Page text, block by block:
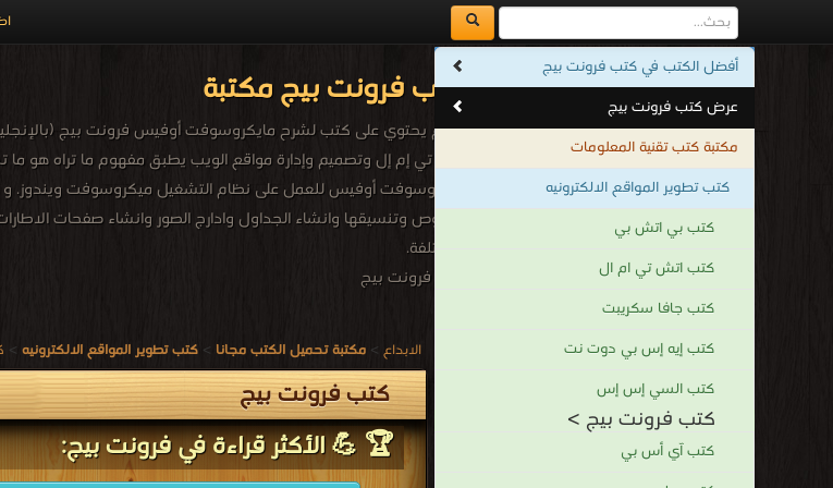
كتب فرونت بيج مكتبة
ميكروسوفت أوفيس للعمل على نظام التشغيل ميكروسوفت
النصوص وتنسيقها وانشاء الجداول وادارج الصور وانشاء صفحات
المختلفة.
كتب فرونت بيج
أفضل الكتب في كتب فرونت بيج
عرض كتب فرونت بيج
مكتبة كتب تقنية المعلومات
كتب تطوير المواقع الالكترونيه
كتب بي اتش بي
كتب اتش تي ام ال
كتب جافا سكريبت
كتب إيه إس بي دوت نت
كتب السي إس إس
كتب فرونت بيج >
كتب آي أس بي
الابداع > مكتبة تحميل الكتب مجانا > كتب تطوير المواقع الالكترونيه >
كتب فرونت بيج
🏆 💪 الأكثر قراءة في فرونت بيج: